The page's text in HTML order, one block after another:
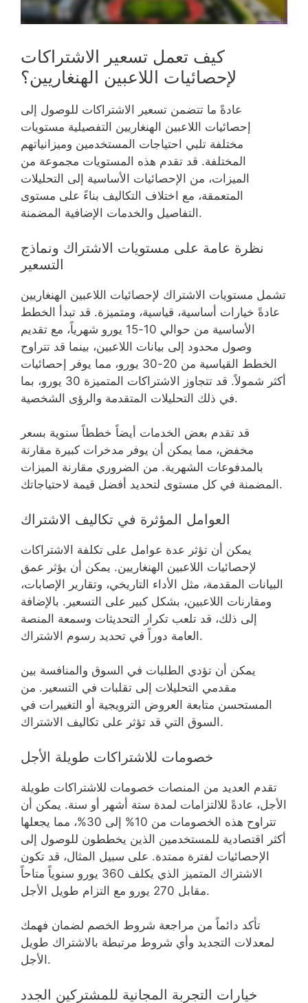
كيف تعمل تسعير الاشتراكات
لإحصائيات اللاعبين الهنغاريين؟
عادةً ما تتضمن تسعير الاشتراكات للوصول إلى
إحصائيات اللاعبين الهنغاريين التفصيلية مستويات
مختلفة تلبي احتياجات المستخدمين وميزانياتهم
المختلفة. قد تقدم هذه المستويات مجموعة من
الميزات، من الإحصائيات الأساسية إلى التحليلات
المتعمقة، مع اختلاف التكاليف بناءً على مستوى
التفاصيل والخدمات الإضافية المضمنة.
نظرة عامة على مستويات الاشتراك ونماذج
التسعير
تشمل مستويات الاشتراك لإحصائيات اللاعبين الهنغاريين
عادةً خيارات أساسية، قياسية، ومتميزة. قد تبدأ الخطط
الأساسية من حوالي 10-15 يورو شهرياً، مع تقديم
وصول محدود إلى بيانات اللاعبين، بينما قد تتراوح
الخطط القياسية من 20-30 يورو، مما يوفر إحصائيات
أكثر شمولاً. قد تتجاوز الاشتراكات المتميزة 30 يورو، بما
في ذلك التحليلات المتقدمة والرؤى الشخصية.
قد تقدم بعض الخدمات أيضاً خططاً سنوية بسعر
مخفض، مما يمكن أن يوفر مدخرات كبيرة مقارنة
بالمدفوعات الشهرية. من الضروري مقارنة الميزات
المضمنة في كل مستوى لتحديد أفضل قيمة لاحتياجاتك.
العوامل المؤثرة في تكاليف الاشتراك
يمكن أن تؤثر عدة عوامل على تكلفة الاشتراكات
لإحصائيات اللاعبين الهنغاريين. يمكن أن يؤثر عمق
البيانات المقدمة، مثل الأداء التاريخي، وتقارير الإصابات،
ومقارنات اللاعبين، بشكل كبير على التسعير. بالإضافة
إلى ذلك، قد تلعب تكرار التحديثات وسمعة المنصة
العامة دوراً في تحديد رسوم الاشتراك.
يمكن أن تؤدي الطلبات في السوق والمنافسة بين
مقدمي التحليلات إلى تقلبات في التسعير. من
المستحسن متابعة العروض الترويجية أو التغييرات في
السوق التي قد تؤثر على تكاليف الاشتراك.
خصومات للاشتراكات طويلة الأجل
تقدم العديد من المنصات خصومات للاشتراكات طويلة
الأجل، عادةً للالتزامات لمدة ستة أشهر أو سنة. يمكن أن
تتراوح هذه الخصومات من 10% إلى 30%، مما يجعلها
أكثر اقتصادية للمستخدمين الذين يخططون للوصول إلى
الإحصائيات لفترة ممتدة. على سبيل المثال، قد تكون
الاشتراك المتميز الذي يكلف 360 يورو سنوياً متاحاً
مقابل 270 يورو مع التزام طويل الأجل.
تأكد دائماً من مراجعة شروط الخصم لضمان فهمك
لمعدلات التجديد وأي شروط مرتبطة بالاشتراك طويل
الأجل.
خيارات التجربة المجانية للمشتركين الجدد